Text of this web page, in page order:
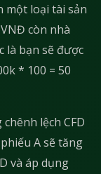
một loại tài sản
còn nhà
là bạn sẽ được
* 100 = 50
lệch CFD
A sẽ tăng
và áp dụng